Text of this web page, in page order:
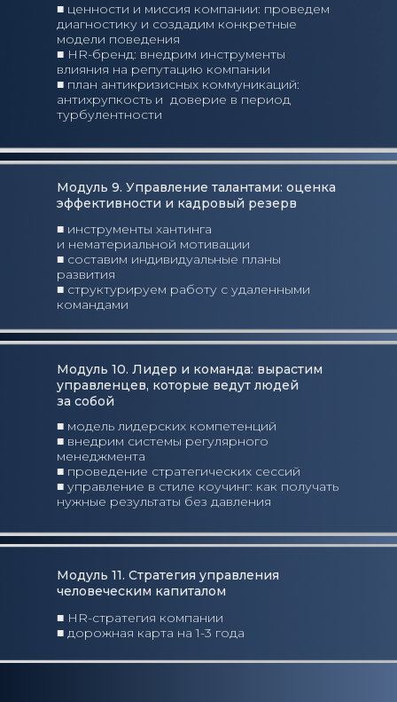
Модуль 10. Лидер и команда: вырастим
управленцев, которые ведут людей
за собой
■ модель лидерских компетенций
■ внедрим системы регулярного
менеджмента
■ проведение стратегических сессий
■ управление в стиле коучинг: как получать
нужные результаты без давления
■ ценности и миссия компании: проведем
диагностику и создадим конкретные
модели поведения
■ HR-бренд: внедрим инструменты
влияния на репутацию компании
■ план антикризисных коммуникаций:
антихрупкость и доверие в период
турбулентности
Модуль 9. Управление талантами: оценка
эффективности и кадровый резерв
■ инструменты хантинга
и нематериальной мотивации
■ составим индивидуальные планы
развития
■ структурируем работу с удаленными
командами
Модуль 11. Стратегия управления
человеческим капиталом
■ HR-стратегия компании
■ дорожная карта на 1-3 года